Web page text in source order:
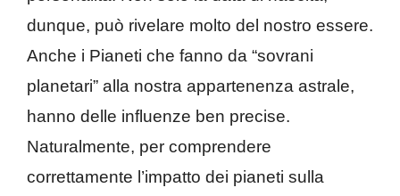
dunque, può rivelare molto del nostro essere.
Anche i Pianeti che fanno da “sovrani
planetari” alla nostra appartenenza astrale,
hanno delle influenze ben precise.
Naturalmente, per comprendere
correttamente l’impatto dei pianeti sulla